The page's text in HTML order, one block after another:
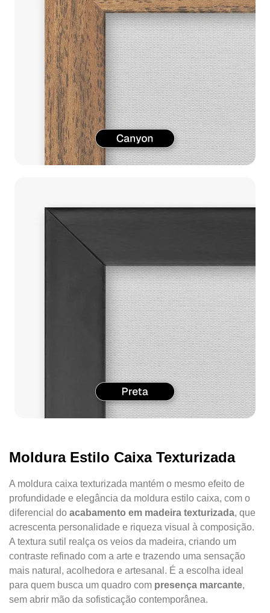
Moldura Estilo Caixa Texturizada
A moldura caixa texturizada mantém o mesmo efeito de
profundidade e elegância da moldura estilo caixa, com o
diferencial do acabamento em madeira texturizada, que
acrescenta personalidade e riqueza visual à composição.
A textura sutil realça os veios da madeira, criando um
contraste refinado com a arte e trazendo uma sensação
mais natural, acolhedora e artesanal. É a escolha ideal
para quem busca um quadro com presença marcante,
sem abrir mão da sofisticação contemporânea.